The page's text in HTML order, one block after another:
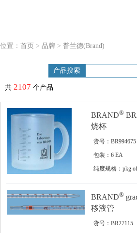
位置： 首页 > 品牌 > 普兰德(Brand)
产品搜索
共 2107 个产品
BRAND®
烧杯
货号：BR994675
包装：6 EA
纯度规格：pkg
BRAND®
移液管
货号：BR27115